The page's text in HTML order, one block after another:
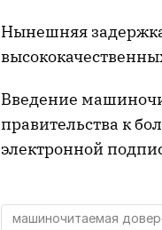
Нынешняя
Введение
правительства к
электронной
машиночитаемая